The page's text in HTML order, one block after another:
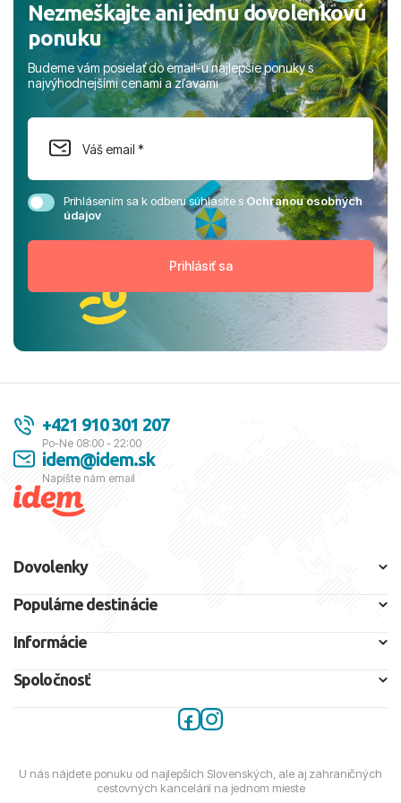
Nezmeškajte ani jednu dovolenkovú
ponuku
Budeme vám posielať do email-u najlepšie ponuky s
najvýhodnejšími cenami a zľavami
Prihlásením sa k odberu súhlasíte sOchranou osobných
údajov
+421 910 301 207
Po-Ne 08:00 - 22:00
idem@idem.sk
Napíšte nám email
Dovolenky
Populárne destinácie
Informácie
Spoločnosť
U nás nájdete ponuku od najlepších Slovenských, ale aj zahraničných
cestovných kancelárií na jednom mieste